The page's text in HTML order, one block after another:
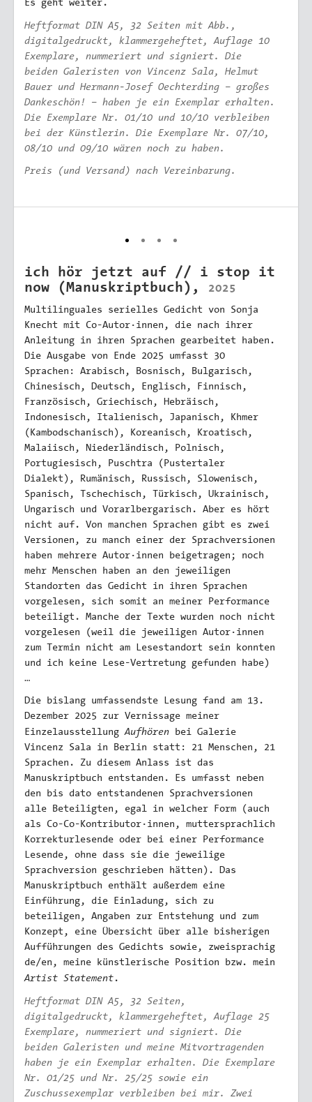
Es geht weiter.
Heftformat DIN A5, 32 Seiten mit Abb.,
digitalgedruckt, klammergeheftet, Auflage 10
Exemplare, nummeriert und signiert. Die
beiden Galeristen von Vincenz Sala, Helmut
Bauer und Hermann-Josef Oechterding – großes
Dankeschön! – haben je ein Exemplar erhalten.
Die Exemplare Nr. 01/10 und 10/10 verbleiben
bei der Künstlerin. Die Exemplare Nr. 07/10,
08/10 und 09/10 wären noch zu haben.
Preis (und Versand) nach Vereinbarung.
ich hör jetzt auf // i stop it
now (Manuskriptbuch),
2025
Multilinguales serielles Gedicht von Sonja
Knecht mit Co-Autor·innen, die nach ihrer
Anleitung in ihren Sprachen gearbeitet haben.
Die Ausgabe von Ende 2025 umfasst 30
Sprachen: Arabisch, Bosnisch, Bulgarisch,
Chinesisch, Deutsch, Englisch, Finnisch,
Französisch, Griechisch, Hebräisch,
Indonesisch, Italienisch, Japanisch, Khmer
(Kambodschanisch), Koreanisch, Kroatisch,
Malaiisch, Niederländisch, Polnisch,
Portugiesisch, Puschtra (Pustertaler
Dialekt), Rumänisch, Russisch, Slowenisch,
Spanisch, Tschechisch, Türkisch, Ukrainisch,
Ungarisch und Vorarlbergarisch. Aber es hört
nicht auf. Von manchen Sprachen gibt es zwei
Versionen, zu manch einer der Sprachversionen
haben mehrere Autor·innen beigetragen; noch
mehr Menschen haben an den jeweiligen
Standorten das Gedicht in ihren Sprachen
vorgelesen, sich somit an meiner Performance
beteiligt. Manche der Texte wurden noch nicht
vorgelesen (weil die jeweiligen Autor·innen
zum Termin nicht am Lesestandort sein konnten
und ich keine Lese-Vertretung gefunden habe)
…
Die bislang umfassendste Lesung fand am 13.
Dezember 2025 zur Vernissage meiner
EinzelausstellungAufhören bei Galerie
Vincenz Sala in Berlin statt: 21 Menschen, 21
Sprachen. Zu diesem Anlass ist das
Manuskriptbuch entstanden. Es umfasst neben
den bis dato entstandenen Sprachversionen
alle Beteiligten, egal in welcher Form (auch
als Co-Co-Kontributor·innen, muttersprachlich
Korrekturlesende oder bei einer Performance
Lesende, ohne dass sie die jeweilige
Sprachversion geschrieben hätten). Das
Manuskriptbuch enthält außerdem eine
Einführung, die Einladung, sich zu
beteiligen, Angaben zur Entstehung und zum
Konzept, eine Übersicht über alle bisherigen
Aufführungen des Gedichts sowie, zweisprachig
de/en, meine künstlerische Position bzw. mein
Artist Statement .
Heftformat DIN A5, 32 Seiten,
digitalgedruckt, klammergeheftet, Auflage 25
Exemplare, nummeriert und signiert. Die
beiden Galeristen und meine Mitvortragenden
haben je ein Exemplar erhalten. Die Exemplare
Nr. 01/25 und Nr. 25/25 sowie ein
Zuschussexemplar verbleiben bei mir. Zwei